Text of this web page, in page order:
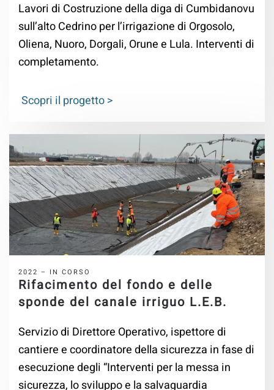
Lavori di Costruzione della diga di Cumbidanovu
sull’alto Cedrino per l’irrigazione di Orgosolo,
Oliena, Nuoro, Dorgali, Orune e Lula. Interventi di
completamento.
Scopri il progetto >
2022 – IN CORSO
Rifacimento del fondo e delle
sponde del canale irriguo L.E.B.
Servizio di Direttore Operativo, ispettore di
cantiere e coordinatore della sicurezza in fase di
esecuzione degli “Interventi per la messa in
sicurezza, lo sviluppo e la salvaguardia